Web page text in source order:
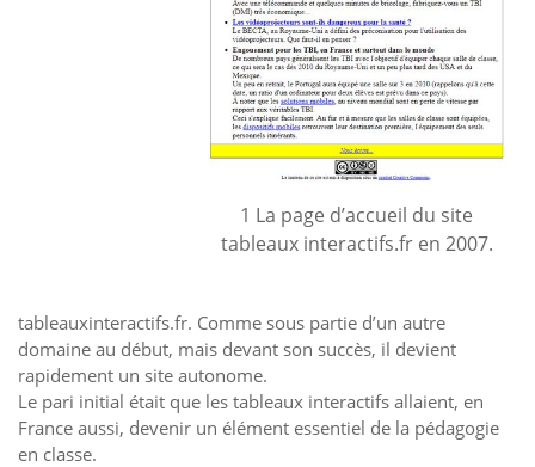
1 La page d’accueil du site
tableaux interactifs.fr en 2007.
tableauxinteractifs.fr. Comme sous partie d’un autre
domaine au début, mais devant son succès, il devient
rapidement un site autonome.
Le pari initial était que les tableaux interactifs allaient, en
France aussi, devenir un élément essentiel de la pédagogie
en classe.